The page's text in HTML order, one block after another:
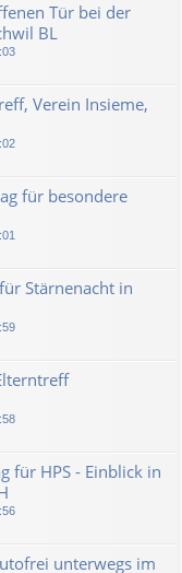
Tür bei der
BL
Verein Insieme,
für besondere
Stärnenacht in
für HPS - Einblick in
unterwegs im